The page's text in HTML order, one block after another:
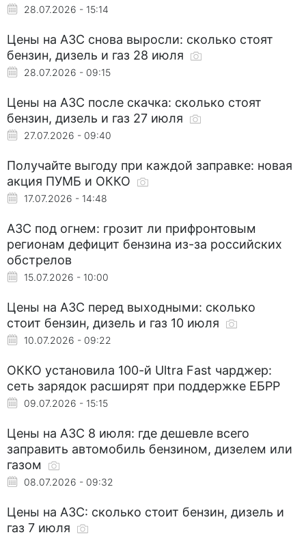
28.07.2026 - 15:14
Цены на АЗС снова выросли: сколько стоят
бензин, дизель и газ 28 июля
28.07.2026 - 09:15
Цены на АЗС после скачка: сколько стоят
бензин, дизель и газ 27 июля
27.07.2026 - 09:40
Получайте выгоду при каждой заправке: новая
акция ПУМБ и ОККО
17.07.2026 - 14:48
АЗС под огнем: грозит ли прифронтовым
регионам дефицит бензина из-за российских
обстрелов
15.07.2026 - 10:00
Цены на АЗС перед выходными: сколько
стоит бензин, дизель и газ 10 июля
10.07.2026 - 09:22
ОККО установила 100-й Ultra Fast чарджер:
сеть зарядок расширят при поддержке ЕБРР
09.07.2026 - 15:15
Цены на АЗС 8 июля: где дешевле всего
заправить автомобиль бензином, дизелем или
газом
08.07.2026 - 09:32
Цены на АЗС: сколько стоит бензин, дизель и
газ 7 июля